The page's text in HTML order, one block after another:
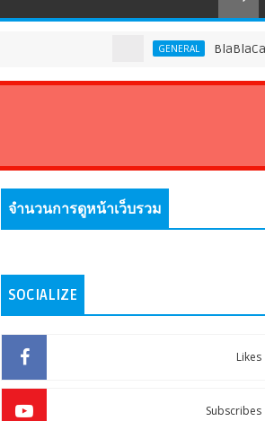
BlaBlaCar แพลตฟอร์มค
จำนวนการดูหน้าเว็บรวม
SOCIALIZE
Likes
Subscribes